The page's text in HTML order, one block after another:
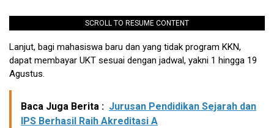
SCROLL TO RESUME CONTENT
Lanjut, bagi mahasiswa baru dan yang tidak program KKN,
dapat membayar UKT sesuai dengan jadwal, yakni 1 hingga 19
Agustus.
Baca Juga Berita : Jurusan Pendidikan Sejarah dan
IPS Berhasil Raih Akreditasi A